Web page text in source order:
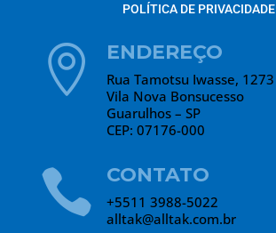
POLÍTICA DE PRIVACIDADE
 ENDEREÇO
Rua Tamotsu Iwasse, 1273
Vila Nova Bonsucesso
Guarulhos – SP
CEP: 07176-000
 CONTATO
+5511 3988-5022
alltak@alltak.com.br